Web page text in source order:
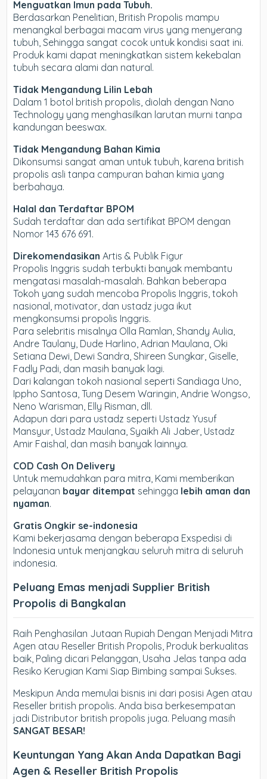
Menguatkan Imun pada Tubuh.
Berdasarkan Penelitian, British Propolis mampu
menangkal berbagai macam virus yang menyerang
tubuh, Sehingga sangat cocok untuk kondisi saat ini.
Produk kami dapat meningkatkan sistem kekebalan
tubuh secara alami dan natural.
Tidak Mengandung Lilin Lebah
Dalam 1 botol british propolis, diolah dengan Nano
Technology yang menghasilkan larutan murni tanpa
kandungan beeswax.
Tidak Mengandung Bahan Kimia
Dikonsumsi sangat aman untuk tubuh, karena british
propolis asli tanpa campuran bahan kimia yang
berbahaya.
Halal dan Terdaftar BPOM
Sudah terdaftar dan ada sertifikat BPOM dengan
Nomor 143 676 691.
Direkomendasikan Artis & Publik Figur
Propolis Inggris sudah terbukti banyak membantu
mengatasi masalah-masalah. Bahkan beberapa
Tokoh yang sudah mencoba Propolis Inggris, tokoh
nasional, motivator, dan ustadz juga ikut
mengkonsumsi propolis Inggris.
Para selebritis misalnya Olla Ramlan, Shandy Aulia,
Andre Taulany, Dude Harlino, Adrian Maulana, Oki
Setiana Dewi, Dewi Sandra, Shireen Sungkar, Giselle,
Fadly Padi, dan masih banyak lagi.
Dari kalangan tokoh nasional seperti Sandiaga Uno,
Ippho Santosa, Tung Desem Waringin, Andrie Wongso,
Neno Warisman, Elly Risman, dll.
Adapun dari para ustadz seperti Ustadz Yusuf
Mansyur, Ustadz Maulana, Syaikh Ali Jaber, Ustadz
Amir Faishal, dan masih banyak lainnya.
COD Cash On Delivery
Untuk memudahkan para mitra, Kami memberikan
pelayanan bayar ditempat sehingga lebih aman dan
nyaman.
Gratis Ongkir se-indonesia
Kami bekerjasama dengan beberapa Exspedisi di
Indonesia untuk menjangkau seluruh mitra di seluruh
indonesia.
Peluang Emas menjadi Supplier British
Propolis di Bangkalan
Raih Penghasilan Jutaan Rupiah Dengan Menjadi Mitra
Agen atau Reseller British Propolis, Produk berkualitas
baik, Paling dicari Pelanggan, Usaha Jelas tanpa ada
Resiko Kerugian Kami Siap Bimbing sampai Sukses.
Meskipun Anda memulai bisnis ini dari posisi Agen atau
Reseller british propolis. Anda bisa berkesempatan
jadi Distributor british propolis juga. Peluang masih
SANGAT BESAR!
Keuntungan Yang Akan Anda Dapatkan Bagi
Agen & Reseller British Propolis